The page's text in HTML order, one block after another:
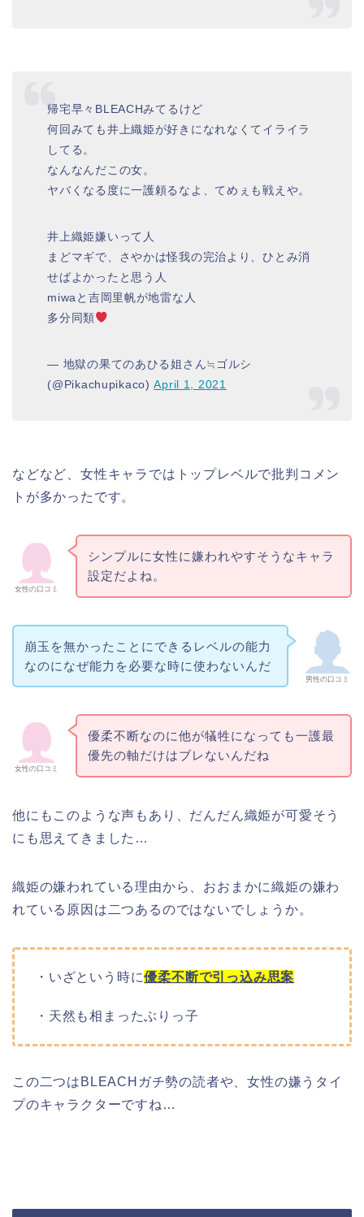
帰宅早々BLEACHみてるけど
何回みても井上織姫が好きになれなくてイライラ
してる。
なんなんだこの女。
ヤバくなる度に一護頼るなよ、てめぇも戦えや。
井上織姫嫌いって人
まどマギで、さやかは怪我の完治より、ひとみ消
せばよかったと思う人
miwaと吉岡里帆が地雷な人
多分同類
— 地獄の果てのあひる姐さん≒ゴルシ
(@Pikachupikaco)April 1, 2021
などなど、女性キャラではトップレベルで批判コメン
トが多かったです。
女性の口コミ
シンプルに女性に嫌われやすそうなキャラ
設定だよね。
男性の口コミ
崩玉を無かったことにできるレベルの能力
なのになぜ能力を必要な時に使わないんだ
女性の口コミ
優柔不断なのに他が犠牲になっても一護最
優先の軸だけはブレないんだね
他にもこのような声もあり、だんだん織姫が可愛そう
にも思えてきました…
織姫の嫌われている理由から、おおまかに織姫の嫌わ
れている原因は二つあるのではないでしょうか。
・いざという時に優柔不断で引っ込み思案
・天然も相まったぶりっ子
この二つはBLEACHガチ勢の読者や、女性の嫌うタイ
プのキャラクターですね…